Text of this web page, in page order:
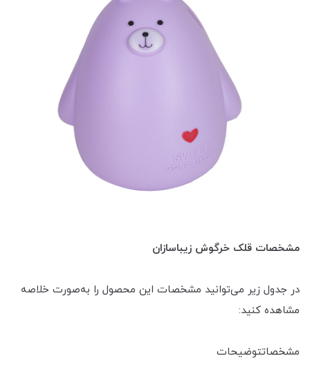
مشخصات قلک خرگوش زیباسازان
در جدول زیر می‌توانید مشخصات این محصول را به‌صورت خلاصه
مشاهده کنید:
مشخصاتتوضیحات